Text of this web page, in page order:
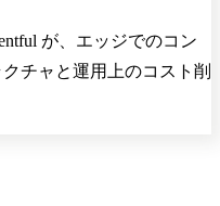
が、エッジでのコン
チャと運用上のコスト削